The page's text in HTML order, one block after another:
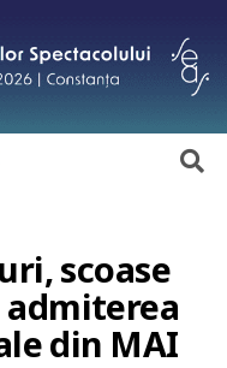
scoase
din MAI